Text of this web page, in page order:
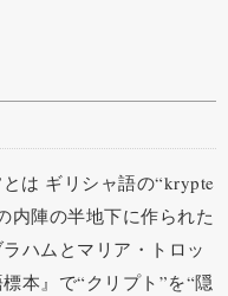
は ギリシャ語の“krypte
内陣の半地下に作られた
ハムとマリア・トロッ
本』で“クリプト”を“隠